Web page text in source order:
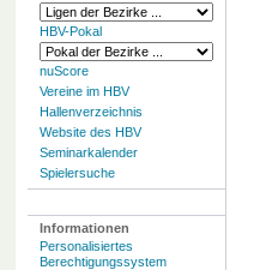
HBV-Pokal
nuScore
Vereine im HBV
Hallenverzeichnis
Website des HBV
Seminarkalender
Spielersuche
Informationen
Personalisiertes
Berechtigungssystem